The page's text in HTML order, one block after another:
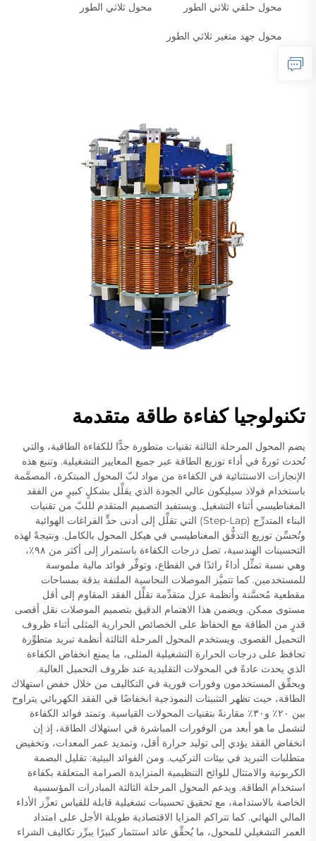
محول حلقي ثلاثي الطور محول ثلاثي الطور
محول جهد متغير ثلاثي الطور
تكنولوجيا كفاءة طاقة متقدمة
يضم المحول المرحلة الثالثة تقنيات متطورة جدًّا للكفاءة الطاقية، والتي
تُحدث ثورةً في أداء توزيع الطاقة عبر جميع المعايير التشغيلية. وتنبع هذه
الإنجازات الاستثنائية في الكفاءة من مواد لبّ المحول المبتكرة، المصمَّمة
باستخدام فولاذ سيليكون عالي الجودة الذي يقلِّل بشكلٍ كبيرٍ من الفقد
المغناطيسي أثناء التشغيل. ويستفيد التصميم المتقدم لللبّ من تقنيات
البناء المتدرِّج (Step-Lap) التي تقلِّل إلى أدنى حدٍّ الفراغات الهوائية
وتُحسِّن توزيع التدفُّق المغناطيسي في هيكل المحول بالكامل. ونتيجةً لهذه
التحسينات الهندسية، تصل درجات الكفاءة باستمرار إلى أكثر من ٩٨٪،
وهي نسبة تمثِّل أداءً رائدًا في القطاع، وتوفِّر فوائد مالية ملموسة
للمستخدمين. كما تتميَّز الموصلات النحاسية الملتفة بدقة بمساحات
مقطعية مُحسَّنة وأنظمة عزل متقدِّمة تقلِّل الفقد المقاوم إلى أقل
مستوى ممكن. ويضمن هذا الاهتمام الدقيق بتصميم الموصلات نقل أقصى
قدرٍ من الطاقة مع الحفاظ على الخصائص الحرارية المثلى أثناء ظروف
التحميل القصوى. ويستخدم المحول المرحلة الثالثة أنظمة تبريد متطوِّرة
تحافظ على درجات الحرارة التشغيلية المثلى، ما يمنع انخفاض الكفاءة
الذي يحدث عادةً في المحولات التقليدية عند ظروف التحميل العالية.
ويحقِّق المستخدمون وفورات فورية في التكاليف من خلال خفض استهلاك
الطاقة، حيث تظهر التثبيتات النموذجية انخفاضًا في الفقد الكهربائي يتراوح
بين ٢٠٪ و٣٠٪ مقارنةً بتقنيات المحولات القياسية. وتمتد فوائد الكفاءة
لتشمل ما هو أبعد من الوفورات المباشرة في استهلاك الطاقة، إذ إن
انخفاض الفقد يؤدي إلى توليد حرارة أقل، وتمديد عمر المعدات، وتخفيض
متطلبات التبريد في بيئات التركيب. ومن الفوائد البيئية: تقليل البصمة
الكربونية والامتثال للوائح التنظيمية المتزايدة الصرامة المتعلقة بكفاءة
استخدام الطاقة. ويدعم المحول المرحلة الثالثة المبادرات المؤسسية
الخاصة بالاستدامة، مع تحقيق تحسينات تشغيلية قابلة للقياس تعزِّز الأداء
المالي النهائي. كما تتراكم المزايا الاقتصادية طويلة الأجل على امتداد
العمر التشغيلي للمحول، ما يُحقِّق عائد استثمار كبيرًا يبرِّر تكاليف الشراء